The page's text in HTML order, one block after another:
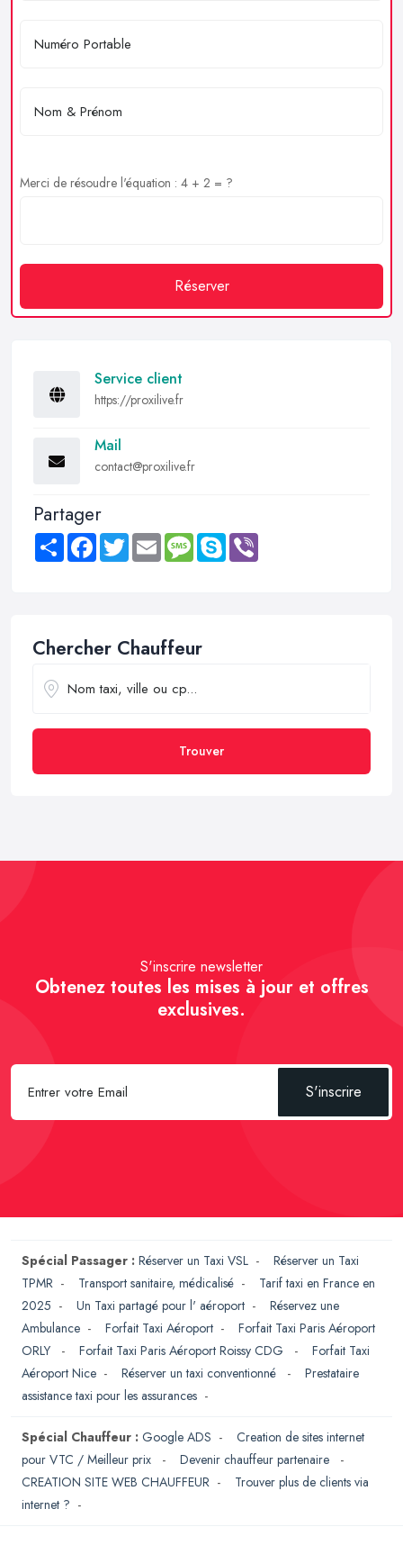
Merci de résoudre l'équation : 4 + 2 = ?
Réserver
Service client
https://proxilive.fr
Mail
contact@proxilive.fr
Partager
Share FacebookTwitter Email MessageSkype
Chercher Chauffeur
Trouver
S'inscrire newsletter
Obtenez toutes les mises à jour et offres
exclusives.
S'inscrire
Spécial Passager : Réserver un Taxi VSL - Réserver un Taxi
TPMR - Transport sanitaire, médicalisé - Tarif taxi en France en
2025 - Un Taxi partagé pour l' aéroport - Réservez une
Ambulance - Forfait Taxi Aéroport - Forfait Taxi Paris Aéroport
ORLY
- Forfait Taxi Paris Aéroport Roissy CDG - Forfait Taxi
Aéroport Nice - Réserver un taxi conventionné - Prestataire
assistance taxi pour les assurances -
Spécial Chauffeur : Google ADS - Creation de sites internet
pour VTC / Meilleur prix
- Devenir chauffeur partenaire
-
CREATION SITE WEB CHAUFFEUR - Trouver plus de clients via
internet ? -